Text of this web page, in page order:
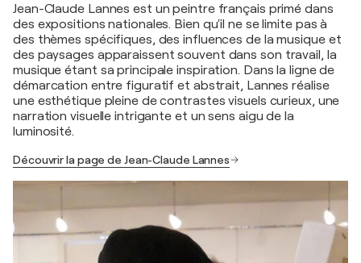
Jean-Claude Lannes est un peintre français primé dans
des expositions nationales. Bien qu'il ne se limite pas à
des thèmes spécifiques, des influences de la musique et
des paysages apparaissent souvent dans son travail, la
musique étant sa principale inspiration. Dans la ligne de
démarcation entre figuratif et abstrait, Lannes réalise
une esthétique pleine de contrastes visuels curieux, une
narration visuelle intrigante et un sens aigu de la
luminosité.
Découvrir la page de Jean-Claude Lannes